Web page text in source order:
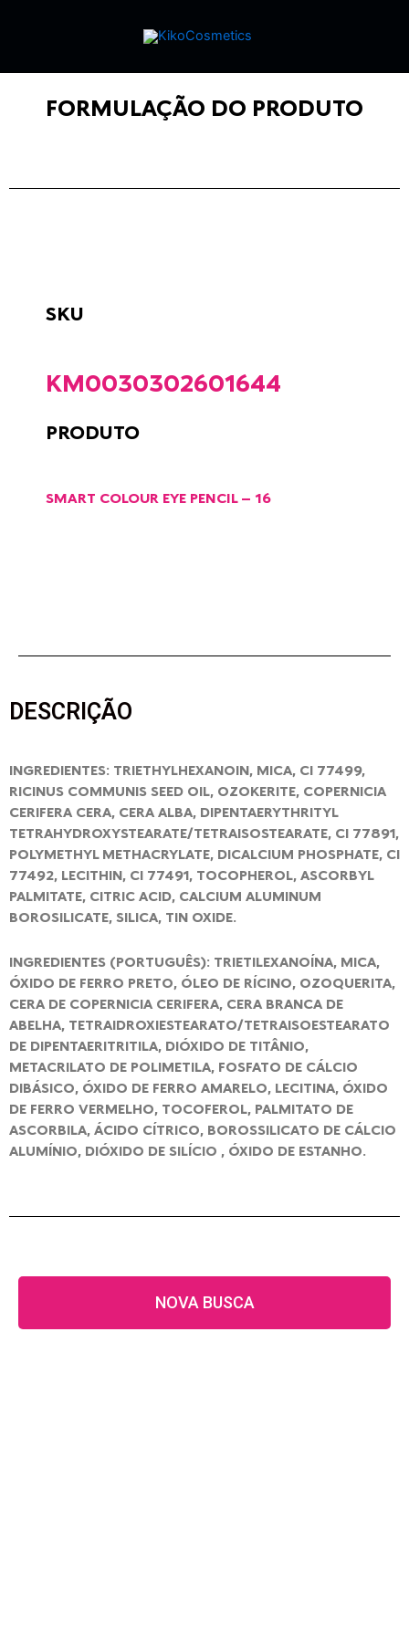
FORMULAÇÃO DO PRODUTO
SKU
KM0030302601644
PRODUTO
SMART COLOUR EYE PENCIL – 16
DESCRIÇÃO
INGREDIENTES: TRIETHYLHEXANOIN, MICA, CI 77499,
RICINUS COMMUNIS SEED OIL, OZOKERITE, COPERNICIA
CERIFERA CERA, CERA ALBA, DIPENTAERYTHRITYL
TETRAHYDROXYSTEARATE/TETRAISOSTEARATE, CI 77891,
POLYMETHYL METHACRYLATE, DICALCIUM PHOSPHATE, CI
77492, LECITHIN, CI 77491, TOCOPHEROL, ASCORBYL
PALMITATE, CITRIC ACID, CALCIUM ALUMINUM
BOROSILICATE, SILICA, TIN OXIDE.
INGREDIENTES (PORTUGUÊS): TRIETILEXANOÍNA, MICA,
ÓXIDO DE FERRO PRETO, ÓLEO DE RÍCINO, OZOQUERITA,
CERA DE COPERNICIA CERIFERA, CERA BRANCA DE
ABELHA, TETRAIDROXIESTEARATO/TETRAISOESTEARATO
DE DIPENTAERITRITILA, DIÓXIDO DE TITÂNIO,
METACRILATO DE POLIMETILA, FOSFATO DE CÁLCIO
DIBÁSICO, ÓXIDO DE FERRO AMARELO, LECITINA, ÓXIDO
DE FERRO VERMELHO, TOCOFEROL, PALMITATO DE
ASCORBILA, ÁCIDO CÍTRICO, BOROSSILICATO DE CÁLCIO
ALUMÍNIO, DIÓXIDO DE SILÍCIO , ÓXIDO DE ESTANHO.
NOVA BUSCA